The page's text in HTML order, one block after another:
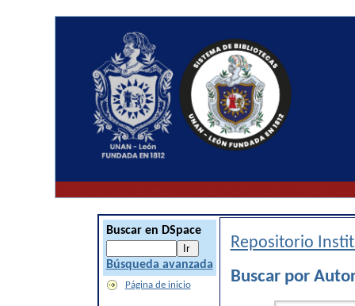
Buscar en DSpace
Búsqueda avanzada
Página de inicio
Repositorio
Buscar por